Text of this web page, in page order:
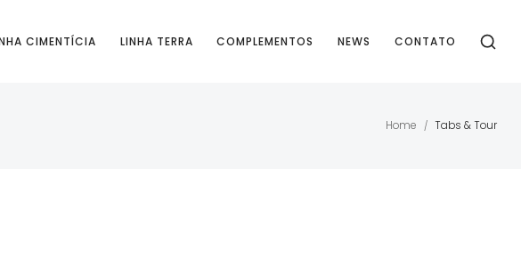
CIMENTÍCIA LINHA TERRA COMPLEMENTOS NEWS CONTATO
Home / Tabs & Tour